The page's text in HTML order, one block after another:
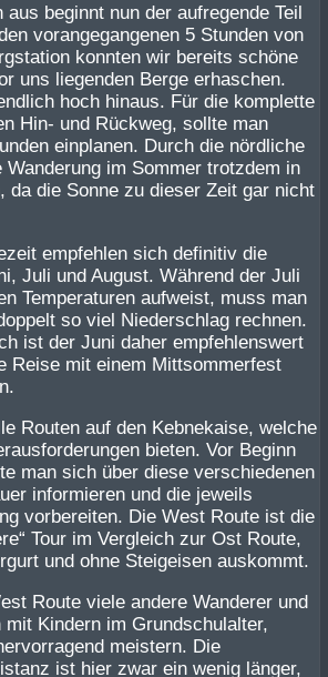
aus beginnt nun der aufregende Teil
vorangegangenen 5 Stunden von
konnten wir bereits schöne
uns liegenden Berge erhaschen.
hoch hinaus. Für die komplette
Hin- und Rückweg, sollte man
einplanen. Durch die nördliche
Wanderung im Sommer trotzdem in
da die Sonne zu dieser Zeit gar nicht
empfehlen sich definitiv die
Juli und August. Während der Juli
Temperaturen aufweist, muss man
so viel Niederschlag rechnen.
ist der Juni daher empfehlenswert
Reise mit einem Mittsommerfest
Routen auf den Kebnekaise, welche
bieten. Vor Beginn
man sich über diese verschiedenen
informieren und die jeweils
vorbereiten. Die West Route ist die
Tour im Vergleich zur Ost Route,
und ohne Steigeisen auskommt.
Route viele andere Wanderer und
Kindern im Grundschulalter,
meistern. Die
ist hier zwar ein wenig länger,